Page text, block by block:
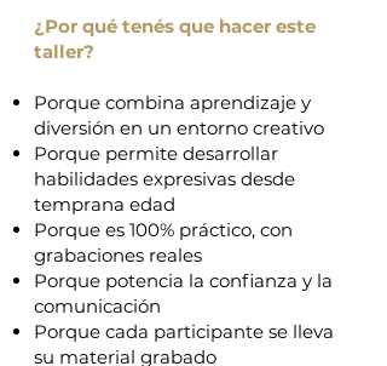
¿Por qué tenés que hacer este
taller?
Porque combina aprendizaje y
diversión en un entorno creativo
Porque permite desarrollar
habilidades expresivas desde
temprana edad
Porque es 100% práctico, con
grabaciones reales
Porque potencia la confianza y la
comunicación
Porque cada participante se lleva
su material grabado